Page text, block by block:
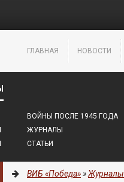
ГЛАВНАЯ НОВОСТИ
ВОЙНЫ ПОСЛЕ 1945 ГОДА
ЖУРНАЛЫ
СТАТЬИ
ВИБ «Победа»»Журналы